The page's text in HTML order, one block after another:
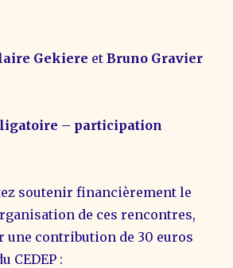
Gekiere etBruno Gravier
– participation
soutenir financièrement le
de ces rencontres,
une contribution de 30 euros
CEDEP :